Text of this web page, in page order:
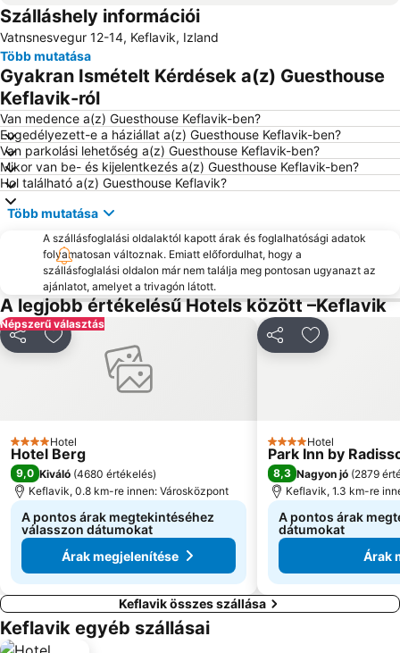
Szálláshely információi
Vatnsnesvegur 12-14, Keflavik, Izland
Több mutatása
Gyakran Ismételt Kérdések a(z) Guesthouse
Keflavik-ról
Van medence a(z) Guesthouse Keflavik-ben?
Engedélyezett-e a háziállat a(z) Guesthouse Keflavik-ben?
Van parkolási lehetőség a(z) Guesthouse Keflavik-ben?
Mikor van be- és kijelentkezés a(z) Guesthouse Keflavik-ben?
Hol található a(z) Guesthouse Keflavik?
Több mutatása
A szállásfoglalási oldalaktól kapott árak és foglalhatósági adatok
folyamatosan változnak. Emiatt előfordulhat, hogy a
szállásfoglalási oldalon már nem találja meg pontosan ugyanazt az
ajánlatot, amelyet a trivagón látott.
A legjobb értékelésű Hotels között –Keflavik
Népszerű választás
MegosztásHozzáadás a kedvencekhez
4 Kategória
Hotel
Hotel Berg
9,0 Kiváló (4680 értékelés)
Keflavik, 0.8 km-re innen: Városközpont
A pontos árak megtekintéséhez
válasszon dátumokat
Árak megjelenítése
MegosztásHozzáadás
4 Kategória
Hotel
Park Inn by
8,3 Nagyon jó (2879
Keflavik, 1.3 km-re
A pontos árak
dátumokat
Árak
Keflavik összes szállása
Keflavik egyéb szállásai